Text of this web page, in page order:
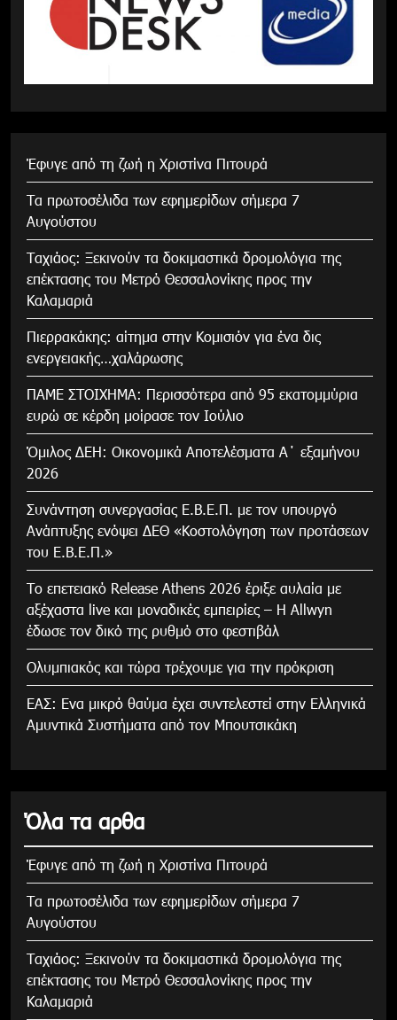
Έφυγε από τη ζωή η Χριστίνα Πιτουρά
Τα πρωτοσέλιδα των εφημερίδων σήμερα 7
Αυγούστου
Tαχιάος: Ξεκινούν τα δοκιμαστικά δρομολόγια της
επέκτασης του Μετρό Θεσσαλονίκης προς την
Καλαμαριά
Πιερρακάκης: αίτημα στην Κομισιόν για ένα δις
ενεργειακής…χαλάρωσης
ΠΑΜΕ ΣΤΟΙΧΗΜΑ: Περισσότερα από 95 εκατομμύρια
ευρώ σε κέρδη μοίρασε τον Ιούλιο
Όμιλος ΔΕΗ: Οικονομικά Αποτελέσματα Α΄ εξαμήνου
2026
Συνάντηση συνεργασίας Ε.Β.Ε.Π. με τον υπουργό
Ανάπτυξης ενόψει ΔΕΘ «Κοστολόγηση των προτάσεων
του Ε.Β.Ε.Π.»
Το επετειακό Release Athens 2026 έριξε αυλαία με
αξέχαστα live και μοναδικές εμπειρίες – Η Allwyn
έδωσε τον δικό της ρυθμό στο φεστιβάλ
Ολυμπιακός και τώρα τρέχουμε για την πρόκριση
ΕΑΣ: Ενα μικρό θαύμα έχει συντελεστεί στην Ελληνικά
Αμυντικά Συστήματα από τον Μπουτσικάκη
Όλα τα αρθα
Έφυγε από τη ζωή η Χριστίνα Πιτουρά
Τα πρωτοσέλιδα των εφημερίδων σήμερα 7
Αυγούστου
Tαχιάος: Ξεκινούν τα δοκιμαστικά δρομολόγια της
επέκτασης του Μετρό Θεσσαλονίκης προς την
Καλαμαριά